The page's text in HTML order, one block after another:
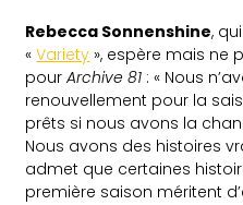
Rebecca Sonnenshine,
«Variety », espère mais ne
pourArchive 81 : « Nous
renouvellement pour la
prêts si nous avons la
Nous avons des histoires
admet que certaines
première saison méritent